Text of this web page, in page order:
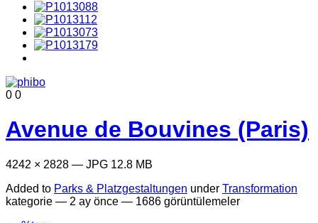
0 0
Avenue de Bouvines (Paris)
4242 × 2828 — JPG 12.8 MB
Added to Parks & Platzgestaltungen under Transformation
kategorie — 2 ay önce — 1686 görüntülemeler